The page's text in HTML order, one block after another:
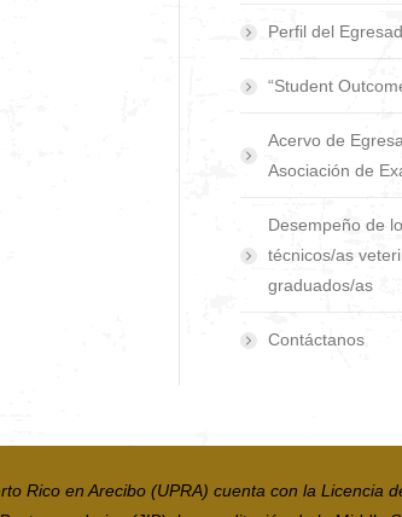
Perfil del
“Student
Acervo de
Asociación de
Desempeño de
técnicos/as
graduados/as
Contáctanos
Rico en Arecibo (UPRA) cuenta con la Licencia